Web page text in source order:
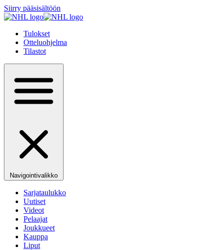
Siirry pääsisältöön
Tulokset
Otteluohjelma
Tilastot
Navigointivalikko
Sarjataulukko
Uutiset
Videot
Pelaajat
Joukkueet
Kauppa
Liput